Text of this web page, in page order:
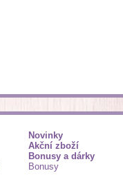
Novinky
Akční zboží
Bonusy a dárky
Bonusy